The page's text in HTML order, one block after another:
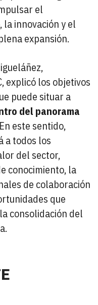
el
innovación y el
expansión.
explicó los objetivos
puede situar a
del panorama
este sentido,
a todos los
del sector,
conocimiento, la
de colaboración
que
consolidación del